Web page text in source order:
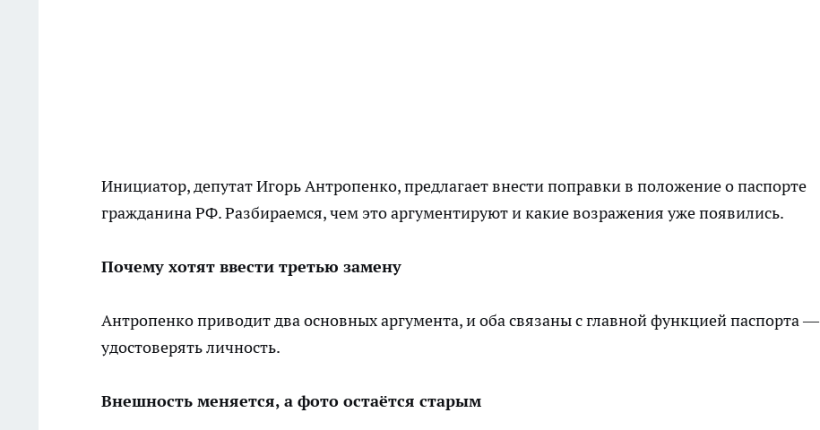
Инициатор, депутат Игорь Антропенко, предлагает внести поправки в положение о паспорте
гражданина РФ. Разбираемся, чем это аргументируют и какие возражения уже появились.
Почему хотят ввести третью замену
Антропенко приводит два основных аргумента, и оба связаны с главной функцией паспорта —
удостоверять личность.
Внешность меняется, а фото остаётся старым